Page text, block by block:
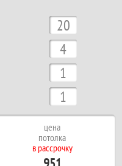
цена
потолка
в рассрочку